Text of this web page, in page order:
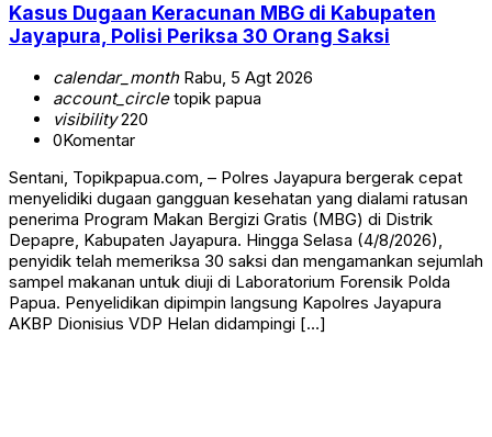
Kasus Dugaan Keracunan MBG di Kabupaten
Jayapura, Polisi Periksa 30 Orang Saksi
calendar_monthRabu, 5 Agt 2026
account_circletopik papua
visibility220
0Komentar
Sentani, Topikpapua.com, – Polres Jayapura bergerak cepat
menyelidiki dugaan gangguan kesehatan yang dialami ratusan
penerima Program Makan Bergizi Gratis (MBG) di Distrik
Depapre, Kabupaten Jayapura. Hingga Selasa (4/8/2026),
penyidik telah memeriksa 30 saksi dan mengamankan sejumlah
sampel makanan untuk diuji di Laboratorium Forensik Polda
Papua. Penyelidikan dipimpin langsung Kapolres Jayapura
AKBP Dionisius VDP Helan didampingi […]